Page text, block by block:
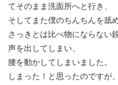
てそのまま洗面所へと行き、
そしてまた僕のちんちんを舐
さっきとは比べ物にならない
声を出してしまい、
腰を動かしてしまいました。
しまった！と思ったのですが